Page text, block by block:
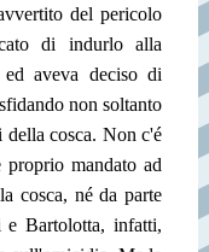
del pericolo
di indurlo alla
aveva deciso di
non soltanto
della cosca. Non c'é
mandato ad
cosca, né da parte
Bartolotta, infatti,